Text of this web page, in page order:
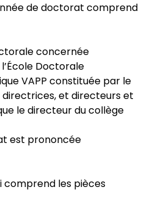
de doctorat comprend
concernée
Doctorale
VAPP constituée par le
directrices, et directeurs et
le directeur du collège
est prononcée
comprend les pièces